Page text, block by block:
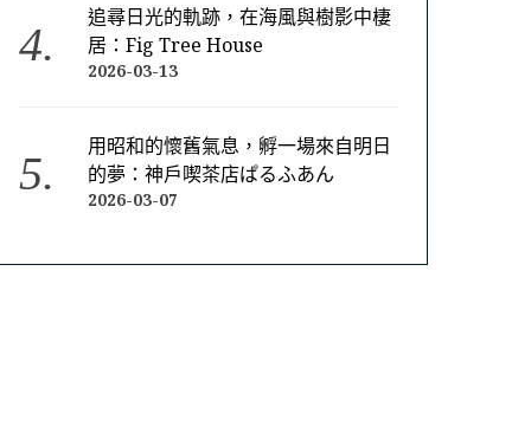
追尋日光的軌跡，在海風與樹影中棲
居：Fig Tree House
2026-03-13
用昭和的懷舊氣息，孵一場來自明日
的夢：神戶喫茶店ぱるふあん
2026-03-07